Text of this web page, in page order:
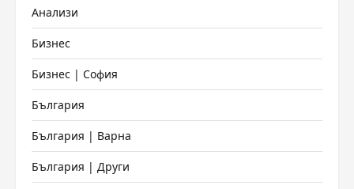
Анализи
Бизнес
Бизнес | София
България
България | Варна
България | Други